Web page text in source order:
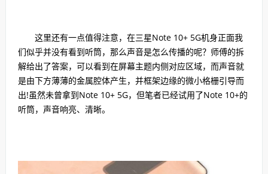
这里还有一点值得注意，在三星Note 10+ 5G机身正面我
们似乎并没有看到听筒，那么声音是怎么传播的呢？师傅的拆
解给出了答案，可以看到在屏幕主题内侧对应区域，而声音就
是由下方薄薄的金属腔体产生，并框架边缘的微小格栅引导而
出!虽然未曾拿到Note 10+ 5G，但笔者已经试用了Note 10+的
听筒，声音响亮、清晰。